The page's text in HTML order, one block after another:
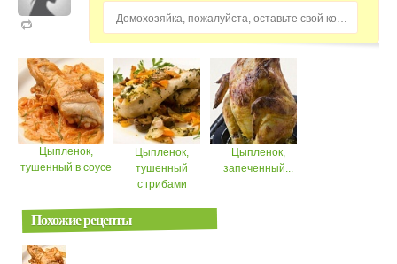
Домохозяйка, пожалуйста, оставьте свой комментарий...
Цыпленок,
тушенный в соусе
Цыпленок,
тушенный
с грибами
Цыпленок,
запеченный...
Похожие рецепты